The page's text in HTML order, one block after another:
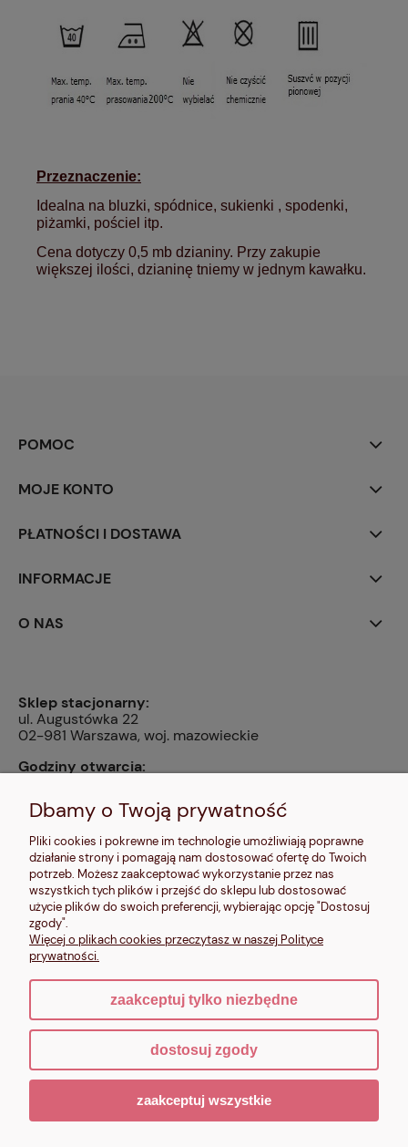
Przeznaczenie:
Idealna na bluzki, spódnice, sukienki , spodenki,
piżamki, pościel itp.
Cena dotyczy 0,5 mb dzianiny. Przy zakupie
większej ilości, dzianinę tniemy w jednym kawałku.
POMOC
MOJE KONTO
PŁATNOŚCI I DOSTAWA
INFORMACJE
O NAS
Sklep stacjonarny:
ul. Augustówka 22
02-981 Warszawa, woj. mazowieckie
Godziny otwarcia:
13:00, nd: nieczynne
604 680 566,
kontakt@makalele.pl;makalele@poczta.fm
Adres rejestrowy:
ul. Bartycka 63A/32
00-716 Warszawa
NIP: 6621635689
Sklep internetowy Shoper.pl
Dbamy o Twoją prywatność
Pliki cookies i pokrewne im technologie umożliwiają poprawne
działanie strony i pomagają nam dostosować ofertę do Twoich
potrzeb. Możesz zaakceptować wykorzystanie przez nas
wszystkich tych plików i przejść do sklepu lub dostosować
użycie plików do swoich preferencji, wybierając opcję "Dostosuj
zgody".
Więcej o plikach cookies przeczytasz w naszej Polityce
prywatności.
zaakceptuj tylko niezbędne
dostosuj zgody
zaakceptuj wszystkie